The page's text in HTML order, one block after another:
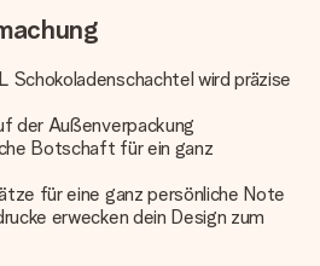
Schokoladenschachtel wird präzise
der Außenverpackung
Botschaft für ein ganz
für eine ganz persönliche Note
erwecken dein Design zum